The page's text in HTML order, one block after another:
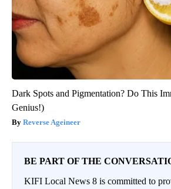
Dark Spots and Pigmentation? Do This
Genius!)
Reverse Ageineer
BE PART OF THE
KIFI Local News 8 is committed to